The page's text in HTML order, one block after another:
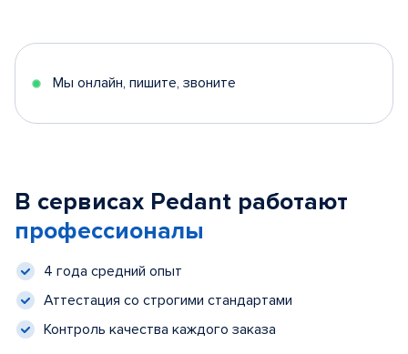
Мы онлайн, пишите, звоните
В сервисах Pedant работают
профессионалы
4 года средний опыт
Аттестация со строгими стандартами
Контроль качества каждого заказа